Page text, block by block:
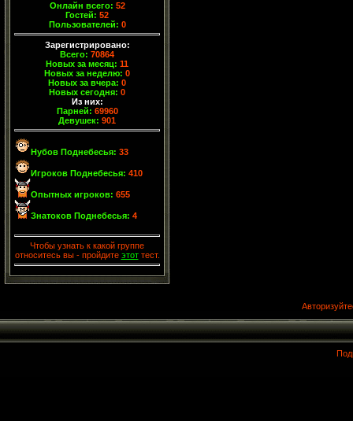
Онлайн всего: 52
Гостей: 52
Пользователей: 0
Зарегистрировано:
Всего: 70864
Новых за месяц: 11
Новых за неделю: 0
Новых за вчера: 0
Новых сегодня: 0
Из них:
Парней: 69960
Девушек: 901
Нубов Поднебесья: 33
Игроков Поднебесья: 410
Опытных игроков: 655
Знатоков Поднебесья: 4
Чтобы узнать к какой группе
относитесь вы - пройдите этоттест.